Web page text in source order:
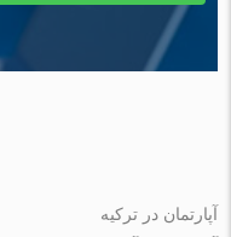
آپارتمان در ترکیه